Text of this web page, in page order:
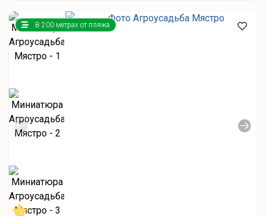
В 200 метрах от пляжа